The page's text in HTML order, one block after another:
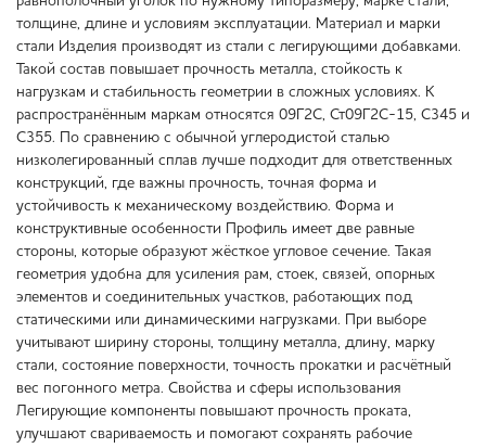
толщине, длине и условиям эксплуатации. Материал и марки
стали Изделия производят из стали с легирующими добавками.
Такой состав повышает прочность металла, стойкость к
нагрузкам и стабильность геометрии в сложных условиях. К
распространённым маркам относятся 09Г2С, Ст09Г2С-15, С345 и
С355. По сравнению с обычной углеродистой сталью
низколегированный сплав лучше подходит для ответственных
конструкций, где важны прочность, точная форма и
устойчивость к механическому воздействию. Форма и
конструктивные особенности Профиль имеет две равные
стороны, которые образуют жёсткое угловое сечение. Такая
геометрия удобна для усиления рам, стоек, связей, опорных
элементов и соединительных участков, работающих под
статическими или динамическими нагрузками. При выборе
учитывают ширину стороны, толщину металла, длину, марку
стали, состояние поверхности, точность прокатки и расчётный
вес погонного метра. Свойства и сферы использования
Легирующие компоненты повышают прочность проката,
улучшают свариваемость и помогают сохранять рабочие